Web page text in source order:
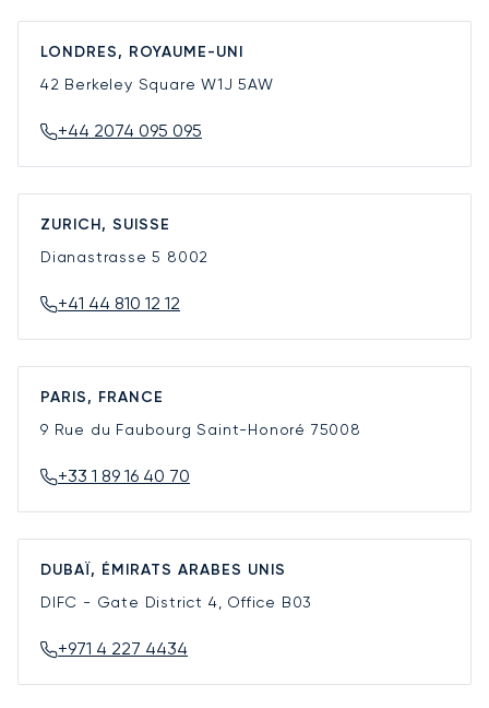
LONDRES, ROYAUME-UNI
42 Berkeley SquareW1J 5AW
+44 2074 095 095
ZURICH, SUISSE
Dianastrasse 5 8002
+41 44 810 12 12
PARIS, FRANCE
9 Rue du Faubourg Saint-Honoré 75008
+33 1 89 16 40 70
DUBAÏ, ÉMIRATS ARABES UNIS
DIFC - Gate District 4, Office B03
+971 4 227 4434